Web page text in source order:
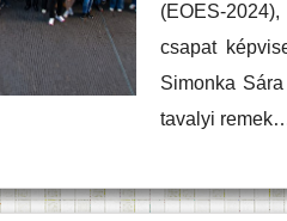
(EOES-
csapat
Simonka
tavalyi